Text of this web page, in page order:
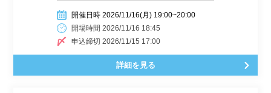
開催日時 2026/11/16(月) 19:00~20:00
開場時間 2026/11/16 18:45
申込締切 2026/11/15 17:00
詳細を見る